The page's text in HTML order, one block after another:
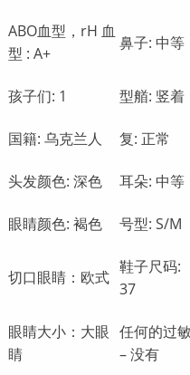
ABO血型，rH 血
型 : А+
鼻子: 中等
孩子们: 1 型艏: 竖着
国籍: 乌克兰人 复: 正常
头发颜色: 深色 耳朵: 中等
眼睛颜色: 褐色 号型: S/М
切口眼睛：欧式
鞋子尺码:
37
眼睛大小：大眼
睛
任何的过
– 没有